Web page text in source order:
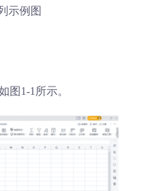
示例图
图1-1所示。